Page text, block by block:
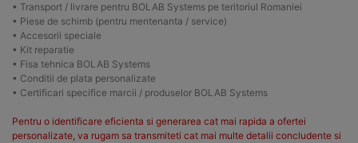
• Transport / livrare pentru BOLAB Systems pe teritoriul Romaniei
• Piese de schimb (pentru mentenanta / service)
• Accesorii speciale
• Kit reparatie
• Fisa tehnica BOLAB Systems
• Conditii de plata personalizate
• Certificari specifice marcii / produselor BOLAB Systems
Pentru o identificare eficienta si generarea cat mai rapida a ofertei
personalizate, va rugam sa transmiteti cat mai multe detalii concludente si